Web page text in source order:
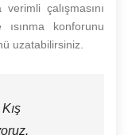
çalışmasını
konforunu
uzatabilirsiniz.